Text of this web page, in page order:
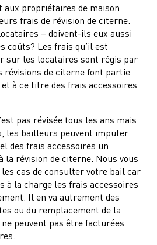
aux propriétaires de maison
frais de révision de citerne.
– doivent-ils eux aussi
coûts? Les frais qu’il est
sur les locataires sont régis par
révisions de citerne font partie
à ce titre des frais accessoires
pas révisée tous les ans mais
les bailleurs peuvent imputer
des frais accessoires un
la révision de citerne. Nous vous
cas de consulter votre bail car
à la charge les frais accessoires
Il en va autrement des
ou du remplacement de la
peuvent pas être facturées